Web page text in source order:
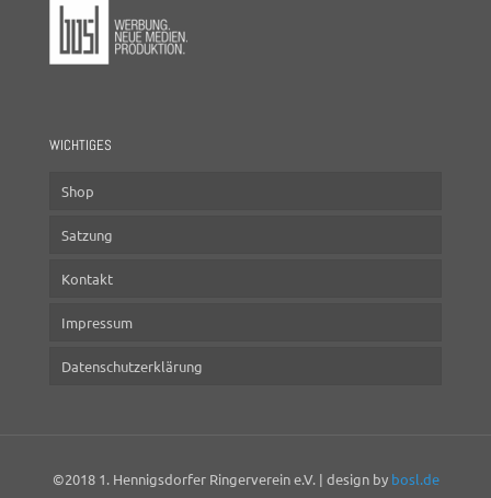
WICHTIGES
Shop
Satzung
Kontakt
Impressum
Datenschutzerklärung
©2018 1. Hennigsdorfer Ringerverein e.V. | design by bosl.de